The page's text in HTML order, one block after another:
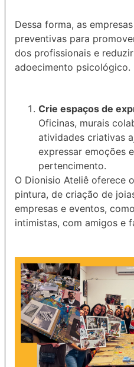
Dessa forma, as
preventivas para
dos profissionais e
adoecimento psicológico.
Crie espaços de
Oficinas, murais
atividades criativas
expressar emoções
pertencimento.
O Dionisio Ateliê oferece
pintura, de criação de
empresas e eventos,
intimistas, com amigos e